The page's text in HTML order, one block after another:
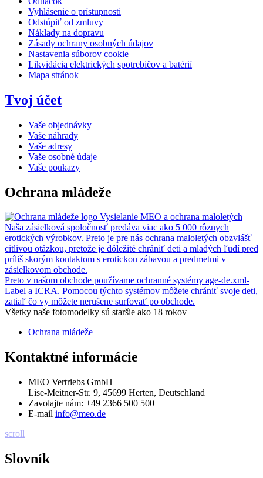
Vyhlásenie o prístupnosti
Odstúpiť od zmluvy
Náklady na dopravu
Zásady ochrany osobných údajov
Nastavenia súborov cookie
Likvidácia elektrických spotrebičov a batérií
Mapa stránok
Tvoj účet
Vaše objednávky
Vaše náhrady
Vaše adresy
Vaše osobné údaje
Vaše poukazy
Ochrana mládeže
Vysielanie MEO a ochrana maloletých
Naša zásielková spoločnosť predáva viac ako 5 000 rôznych
erotických výrobkov. Preto je pre nás ochrana maloletých obzvlášť
citlivou otázkou, pretože je dôležité chrániť deti a mladých ľudí pred
príliš skorým kontaktom s erotickou zábavou a predmetmi v
zásielkovom obchode.
Preto v našom obchode používame ochranné systémy age-de.xml-
Label a ICRA. Pomocou týchto systémov môžete chrániť svoje deti,
zatiaľ čo vy môžete nerušene surfovať po obchode.
Všetky naše fotomodelky sú staršie ako 18 rokov
Ochrana mládeže
Kontaktné informácie
MEO Vertriebs GmbH
Lise-Meitner-Str. 9, 45699 Herten, Deutschland
Zavolajte nám: +49 2366 500 500
E-mail info@meo.de
scroll
Slovník